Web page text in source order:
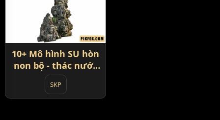
10+ Mô hình SU hòn
non bộ - thác nước
phong cảnh
SketchUp
SKP